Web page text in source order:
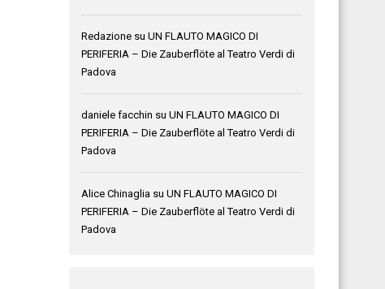
Redazione suUN FLAUTO MAGICO DI
PERIFERIA – Die Zauberflöte al Teatro Verdi di
Padova
daniele facchin suUN FLAUTO MAGICO DI
PERIFERIA – Die Zauberflöte al Teatro Verdi di
Padova
Alice Chinaglia suUN FLAUTO MAGICO DI
PERIFERIA – Die Zauberflöte al Teatro Verdi di
Padova